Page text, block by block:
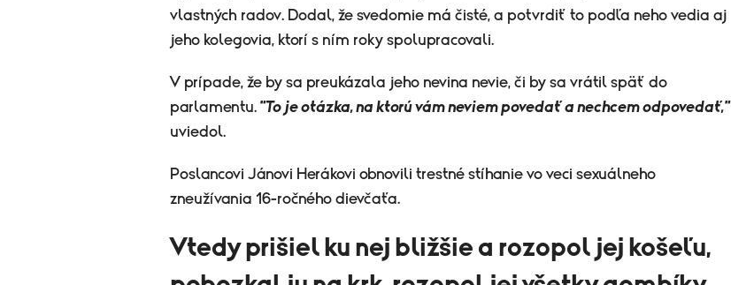
vlastných radov. Dodal, že svedomie má čisté, a potvrdiť to podľa neho vedia aj
jeho kolegovia, ktorí s ním roky spolupracovali.
V prípade, že by sa preukázala jeho nevina nevie, či by sa vrátil späť do
parlamentu. "To je otázka, na ktorú vám neviem povedať a nechcem odpovedať,"
uviedol.
Poslancovi Jánovi Herákovi obnovili trestné stíhanie vo veci sexuálneho
zneužívania 16-ročného dievčaťa.
Vtedy prišiel ku nej bližšie a rozopol jej košeľu,